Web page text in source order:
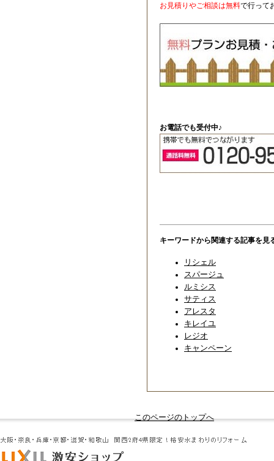
お見積りやご相談は無料で行って
お電話でも受付中♪
キーワードから関連する記事を見
リシェル
スパージュ
ルミシス
サティス
アレスタ
キレイユ
レジオ
キャンペーン
このページのトップへ